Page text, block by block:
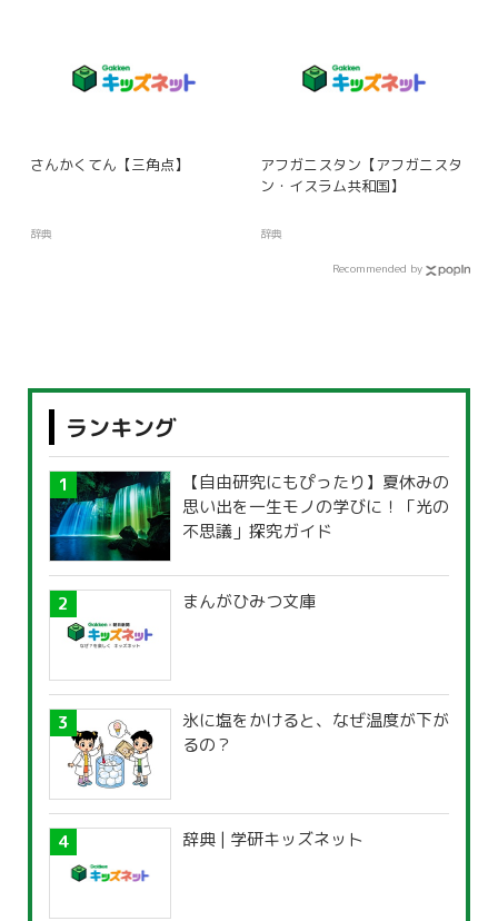
さんかくてん【三角点】
辞典
アフガニスタン【アフガニスタ
ン・イスラム共和国】
辞典
Recommended by
ランキング
【自由研究にもぴったり】夏休みの
思い出を一生モノの学びに！「光の
不思議」探究ガイド
まんがひみつ文庫
氷に塩をかけると、なぜ温度が下が
るの？
辞典 | 学研キッズネット